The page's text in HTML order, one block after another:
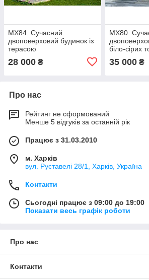
MX84. Сучасний
двоповерховий будинок із
терасою
28 000 ₴
MX80.
біло-сірих
35 000₴
Про нас
Рейтинг не сформований
Менше 5 відгуків за останній рік
Працює з 31.03.2010
м. Харків
вул. Руставелі 28/1, Харків, Україна
Контакти
Сьогодні працює з 09:00 до 19:00
Показати весь графік роботи
Про нас
Контакти